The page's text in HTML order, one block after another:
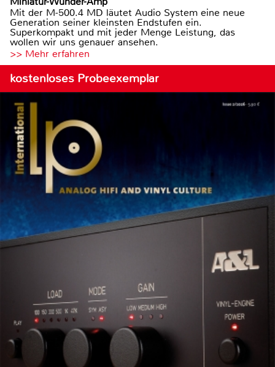
Mit der M-500.4 MD läutet Audio System eine neue
Generation seiner kleinsten Endstufen ein.
Superkompakt und mit jeder Menge Leistung, das
wollen wir uns genauer ansehen.
>> Mehr erfahren
kostenloses Probeexemplar